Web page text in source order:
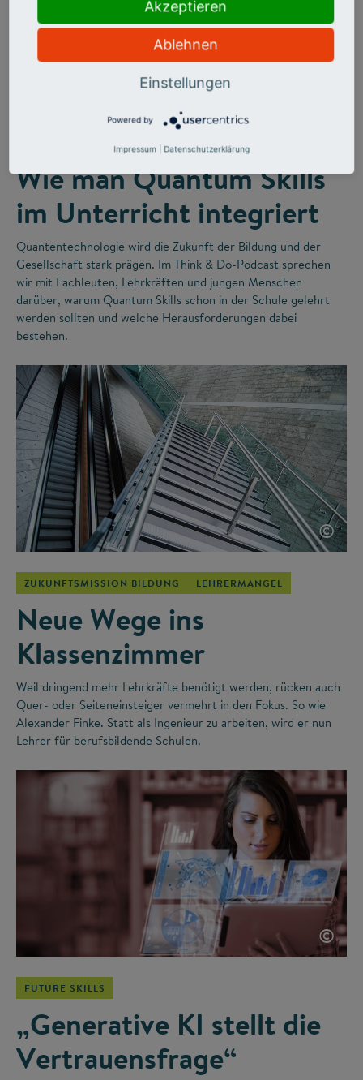
Wie man Quantum Skills
im Unterricht integriert
Quantentechnologie wird die Zukunft der Bildung und der
Gesellschaft stark prägen. Im Think & Do-Podcast sprechen
wir mit Fachleuten, Lehrkräften und jungen Menschen
darüber, warum Quantum Skills schon in der Schule gelehrt
werden sollten und welche Herausforderungen dabei
bestehen.
©
ZUKUNFTSMISSION BILDUNG LEHRERMANGEL
Neue Wege ins
Klassenzimmer
Weil dringend mehr Lehrkräfte benötigt werden, rücken auch
Quer- oder Seiteneinsteiger vermehrt in den Fokus. So wie
Alexander Finke. Statt als Ingenieur zu arbeiten, wird er nun
Lehrer für berufsbildende Schulen.
©
FUTURE SKILLS
„Generative KI stellt die
Vertrauensfrage“
Akzeptieren
Ablehnen
Einstellungen
Powered by
Impressum Datenschutzerklärung